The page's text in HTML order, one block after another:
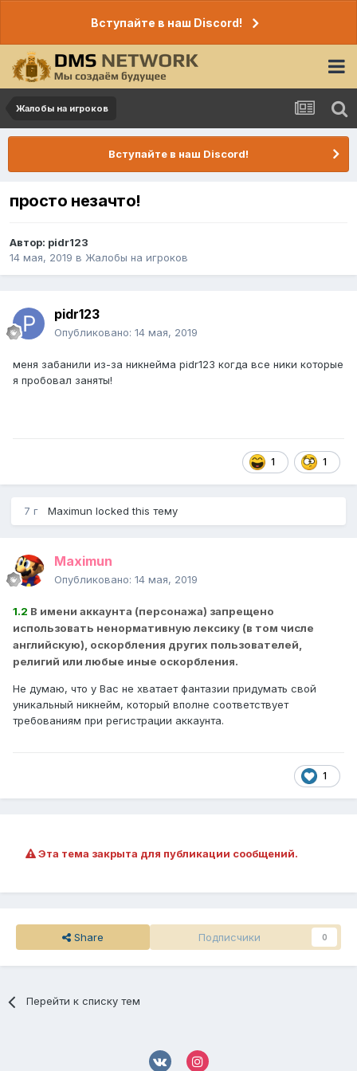
Вступайте в наш Discord!
Жалобы на игроков
Вступайте в наш Discord!
просто незачто!
Автор: pidr123
14 мая, 2019 в Жалобы на игроков
pidr123
Опубликовано: 14 мая, 2019
меня забанили из-за никнейма pidr123 когда все ники которые
я пробовал заняты!
1 1
7 г Maximun locked this тему
Maximun
Опубликовано: 14 мая, 2019
1.2 В имени аккаунта (персонажа) запрещено
использовать ненормативную лексику (в том числе
английскую), оскорбления других пользователей,
религий или любые иные оскорбления.
Не думаю, что у Вас не хватает фантазии придумать свой
уникальный никнейм, который вполне соответствует
требованиям при регистрации аккаунта.
1
Эта тема закрыта для публикации сообщений.
Share Подписчики 0
Перейти к списку тем